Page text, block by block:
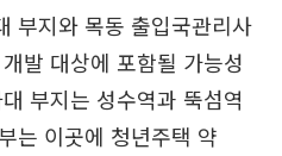
부지와 목동 출입국관리사
발 대상에 포함될 가능성
부지는 성수역과 뚝섬역
는 이곳에 청년주택 약